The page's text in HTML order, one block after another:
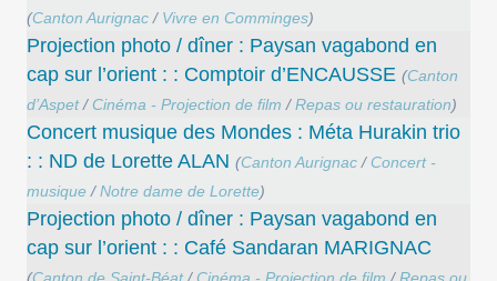
(Canton Aurignac / Vivre en Comminges)
Projection photo / dîner : Paysan vagabond en
cap sur l’orient : : Comptoir d’ENCAUSSE (Canton
d’Aspet/ Cinéma - Projection de film /Repas ou restauration)
Concert musique des Mondes : Méta Hurakin trio
: : ND de Lorette ALAN (Canton Aurignac / Concert -
musique /Notre dame de Lorette)
Projection photo / dîner : Paysan vagabond en
cap sur l’orient : : Café Sandaran MARIGNAC
(Canton de Saint-Béat/ Cinéma - Projection de film /Repas ou